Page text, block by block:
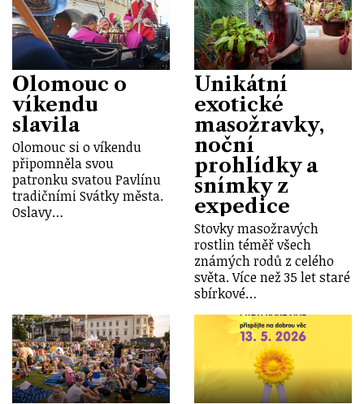
Olomouc o
víkendu
slavila
Olomouc si o víkendu
připomněla svou
patronku svatou Pavlínu
tradičními Svátky města.
Oslavy…
Unikátní
exotické
masožravky,
noční
prohlídky a
snímky z
expedice
Stovky masožravých
rostlin téměř všech
známých rodů z celého
světa. Více než 35 let staré
sbírkové…